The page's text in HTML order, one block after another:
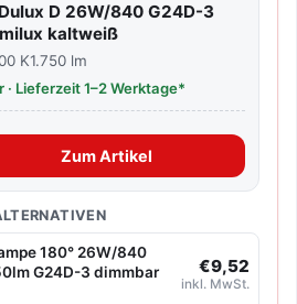
D 26W/840 G24D-3
kaltweiß
K1.750 lm
· Lieferzeit 1–2 Werktage*
Zum Artikel
180° 26W/840
G24D-3 dimmbar
€9,52
inkl. MwSt.